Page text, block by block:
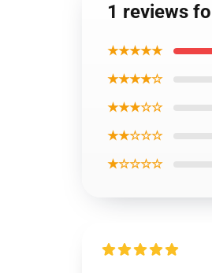
1 reviews
★★★★★
★★★★☆
★★★☆☆
★★☆☆☆
★☆☆☆☆